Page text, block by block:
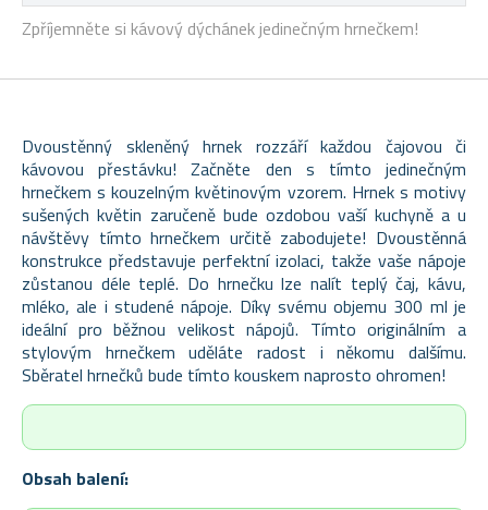
Zpříjemněte si kávový dýchánek jedinečným hrnečkem!
Dvoustěnný skleněný hrnek rozzáří každou čajovou či
kávovou přestávku! Začněte den s tímto jedinečným
hrnečkem s kouzelným květinovým vzorem. Hrnek s motivy
sušených květin zaručeně bude ozdobou vaší kuchyně a u
návštěvy tímto hrnečkem určitě zabodujete! Dvoustěnná
konstrukce představuje perfektní izolaci, takže vaše nápoje
zůstanou déle teplé. Do hrnečku lze nalít teplý čaj, kávu,
mléko, ale i studené nápoje. Díky svému objemu 300 ml je
ideální pro běžnou velikost nápojů. Tímto originálním a
stylovým hrnečkem uděláte radost i někomu dalšímu.
Sběratel hrnečků bude tímto kouskem naprosto ohromen!
Obsah balení: